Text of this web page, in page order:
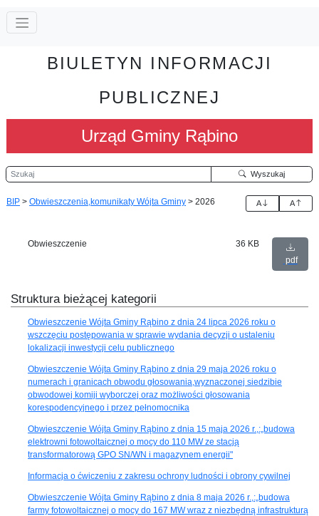
BIULETYN INFORMACJI
PUBLICZNEJ
Urząd Gminy Rąbino
Szukaj Wyszukaj
BIP > Obwieszczenia,komunikaty Wójta Gminy > 2026 A A
Obwieszczenie
36 KB
pdf
Struktura bieżącej kategorii
Obwieszczenie Wójta Gminy Rąbino z dnia 24 lipca 2026 roku o
wszczęciu postępowania w sprawie wydania decyzji o ustaleniu
lokalizacji inwestycji celu publicznego
Obwieszczenie Wójta Gminy Rąbino z dnia 29 maja 2026 roku o
numerach i granicach obwodu głosowania,wyznaczonej siedzibie
obwodowej komiji wyborczej oraz możliwości głosowania
korespodencyjnego i przez pełnomocnika
Obwieszczenie Wójta Gminy Rąbino z dnia 15 maja 2026 r.,:„budowa
elektrowni fotowoltaicznej o mocy do 110 MW ze stacją
transformatorową GPO SN/WN i magazynem energii"
Informacja o ćwiczeniu z zakresu ochrony ludności i obrony cywilnej
Obwieszczenie Wójta Gminy Rąbino z dnia 8 maja 2026 r.,:„budowa
farmy fotowoltaicznej o mocy do 167 MW wraz z niezbędną infrastrukturą